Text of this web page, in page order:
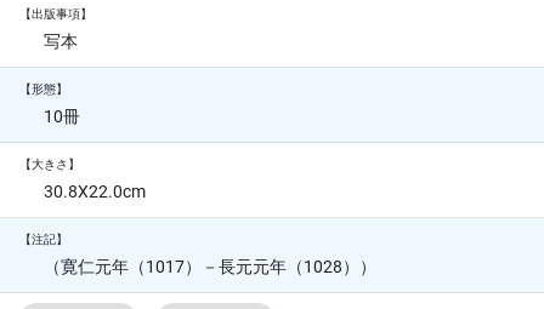
【出版事項】
写本
【形態】
10冊
【大きさ】
30.8X22.0cm
【注記】
（寛仁元年（1017）－長元元年（1028））